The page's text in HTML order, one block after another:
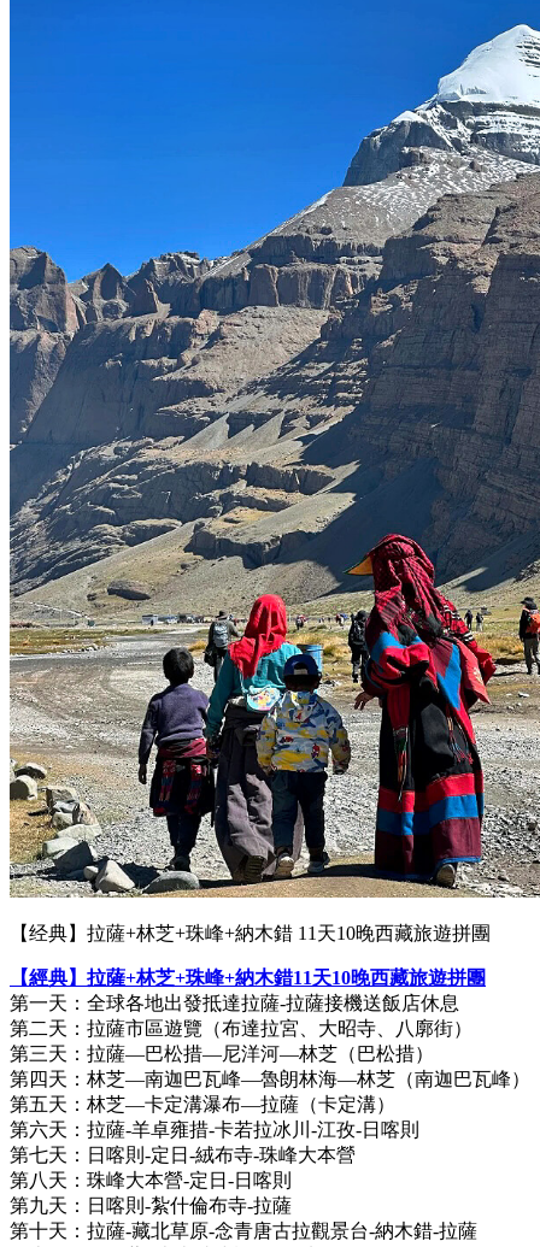
【经典】拉薩+林芝+珠峰+納木錯 11天10晚西藏旅遊拼團
【經典】拉薩+林芝+珠峰+納木錯11天10晚西藏旅遊拼團
第一天：全球各地出發抵達拉薩-拉薩接機送飯店休息
第二天：拉薩市區遊覽（布達拉宮、大昭寺、八廓街）
第三天：拉薩—巴松措—尼洋河—林芝（巴松措）
第四天：林芝—南迦巴瓦峰—魯朗林海—林芝（南迦巴瓦峰）
第五天：林芝—卡定溝瀑布—拉薩（卡定溝）
第六天：拉薩-羊卓雍措-卡若拉冰川-江孜-日喀則
第七天：日喀則-定日-絨布寺-珠峰大本營
第八天：珠峰大本營-定日-日喀則
第九天：日喀則-紮什倫布寺-拉薩
第十天：拉薩-藏北草原-念青唐古拉觀景台-納木錯-拉薩